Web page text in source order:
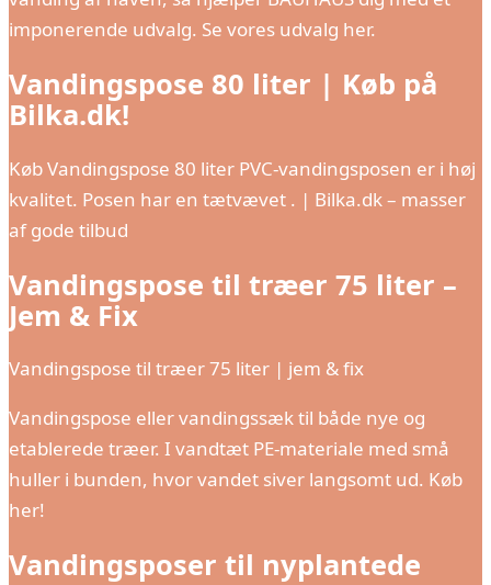
imponerende udvalg. Se vores udvalg her.
Vandingspose 80 liter | Køb på
Bilka.dk!
Køb Vandingspose 80 liter PVC-vandingsposen er i høj
kvalitet. Posen har en tætvævet . | Bilka.dk – masser
af gode tilbud
Vandingspose til træer 75 liter –
Jem & Fix
Vandingspose til træer 75 liter | jem & fix
Vandingspose eller vandingssæk til både nye og
etablerede træer. I vandtæt PE-materiale med små
huller i bunden, hvor vandet siver langsomt ud. Køb
her!
Vandingsposer til nyplantede